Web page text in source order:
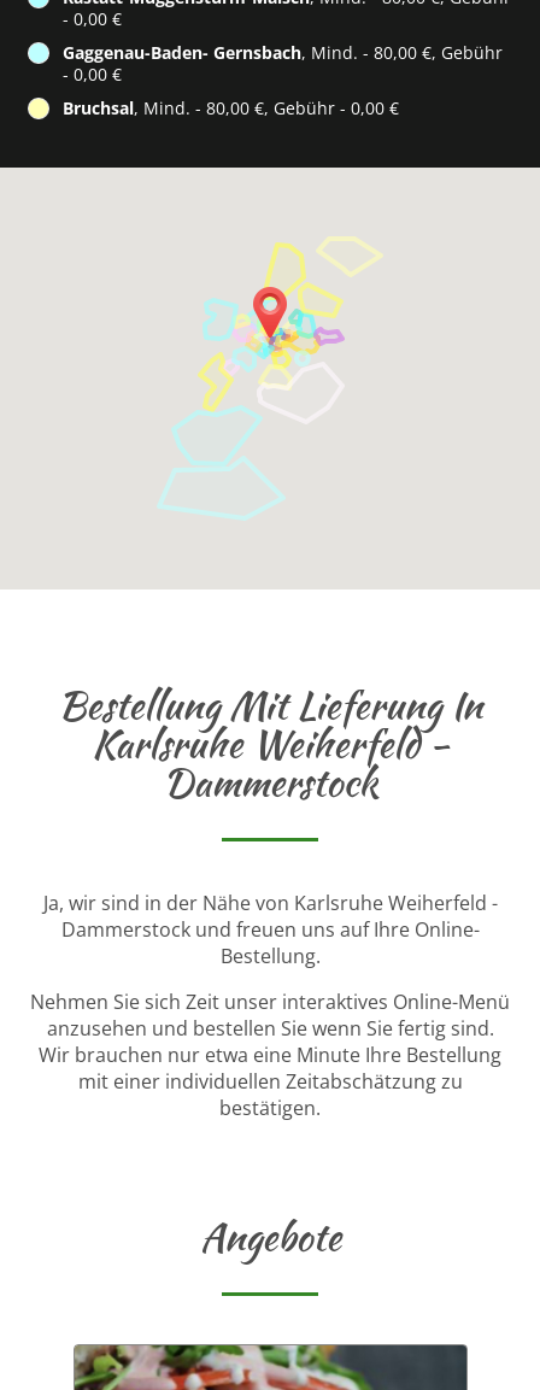
- 0,00 €
Gaggenau-Baden- Gernsbach, Mind. - 80,00 €, Gebühr
- 0,00 €
Bruchsal, Mind. - 80,00 €, Gebühr - 0,00 €
Bestellung Mit Lieferung In
Karlsruhe Weiherfeld -
Dammerstock
Ja, wir sind in der Nähe von Karlsruhe Weiherfeld -
Dammerstock und freuen uns auf Ihre Online-
Bestellung.
Nehmen Sie sich Zeit unser interaktives Online-Menü
anzusehen und bestellen Sie wenn Sie fertig sind.
Wir brauchen nur etwa eine Minute Ihre Bestellung
mit einer individuellen Zeitabschätzung zu
bestätigen.
Angebote